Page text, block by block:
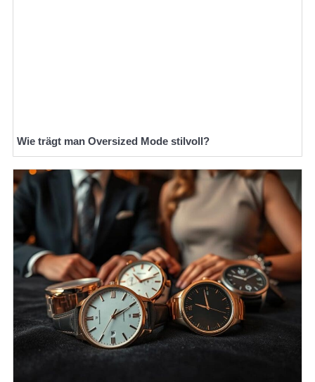
Wie trägt man Oversized Mode stilvoll?